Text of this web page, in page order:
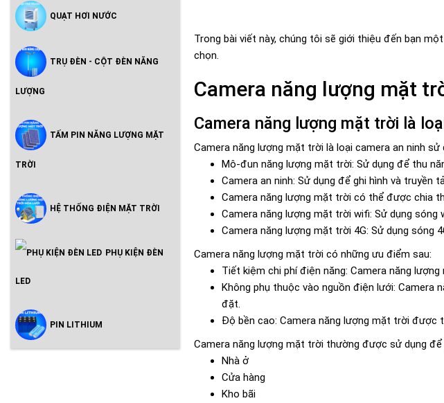
QUẠT HƠI NƯỚC
TRỤ ĐÈN - CỘT ĐÈN NĂNG
LƯỢNG
TẤM PIN NĂNG LƯỢNG MẶT
TRỜI
HỆ THỐNG ĐIỆN MẶT TRỜI
Inveter Hòa Lưới Có Lưu Trữ -
PHỤ KIỆN ĐÈN
LED
PIN LITHIUM
Trong bài viết này, chúng tôi sẽ giới thiệu đến bạn
chọn.
Camera năng lượng mặt
Camera năng lượng mặt trời là
Camera năng lượng mặt trời là loại camera an ninh
Mô-đun năng lượng mặt trời: Sử dụng để thu
Camera an ninh: Sử dụng để ghi hình và truyền
Camera năng lượng mặt trời có thể được chia
Camera năng lượng mặt trời wifi: Sử dụng sóng
Camera năng lượng mặt trời 4G: Sử dụng sóng
Camera năng lượng mặt trời có những ưu điểm sau:
Tiết kiệm chi phí điện năng: Camera năng
Không phụ thuộc vào nguồn điện lưới: Camera
đặt.
Độ bền cao: Camera năng lượng mặt trời
Camera năng lượng mặt trời thường được sử dụng
Nhà ở
Cửa hàng
Kho bãi